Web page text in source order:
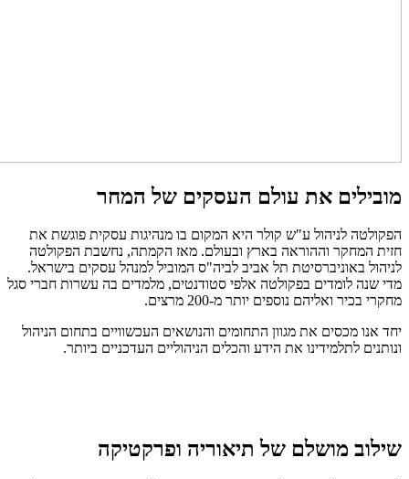
מובילים את עולם העסקים של המחר
הפקולטה לניהול ע"ש קולר היא המקום בו מנהיגות עסקית פוגשת את
חזית המחקר וההוראה בארץ ובעולם. מאז הקמתה, נחשבת הפקולטה
לניהול באוניברסיטת תל אביב לביה"ס המוביל למנהל עסקים בישראל.
מדי שנה לומדים בפקולטה אלפי סטודנטים, מלמדים בה עשרות חברי סגל
מחקרי בכיר ואליהם נוספים יותר מ-200 מרצים.
יחד אנו מכסים את מגוון התחומים והנושאים העכשוויים בתחום הניהול
ונותנים לתלמידינו את הידע והכלים הניהוליים העדכניים ביותר.
שילוב מושלם של תיאוריה ופרקטיקה